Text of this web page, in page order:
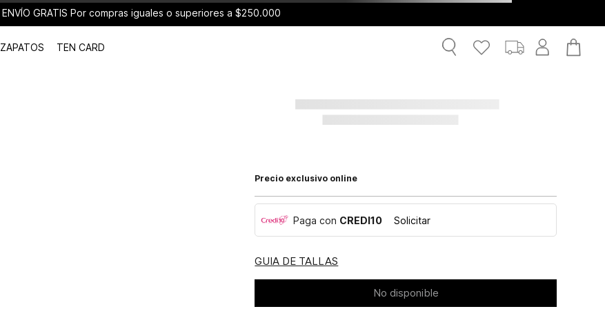
ENVÍO GRATIS Por compras iguales o superiores a $250.000
ZAPATOS TEN CARD
Precio exclusivo online
Paga con CREDI10 Solicitar
GUIA DE TALLAS
No disponible